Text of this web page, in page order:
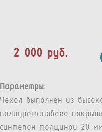
2 000 руб.
Параметры:
Чехол выполнен из
полиуретанового
синтепон толщиной 20